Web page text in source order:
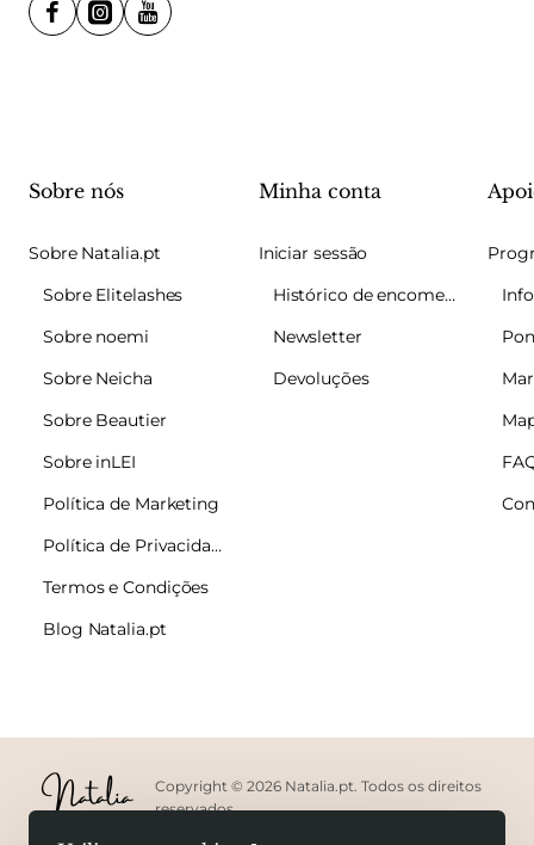
Sobre nós
Sobre Natalia.pt
Sobre Elitelashes
Sobre noemi
Sobre Neicha
Sobre Beautier
Sobre inLEI
Política de Marketing
Política de Privacidade
Termos e Condições
Blog Natalia.pt
Minha conta
Iniciar sessão
Histórico de encomendas
Newsletter
Devoluções
Copyright © 2026 Natalia.pt. Todos os direitos
reservados.